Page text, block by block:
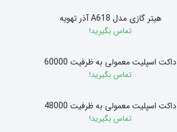
هیتر گازی مدل A618 آذر تهویه
تماس بگیرید!
داکت اسپلیت معمولی به ظرفیت 60000
تماس بگیرید!
داکت اسپلیت معمولی به ظرفیت 48000
تماس بگیرید!